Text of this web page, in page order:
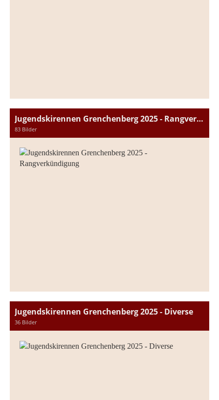
Jugendskirennen Grenchenberg 2025 - Rangverkündigung
83 Bilder
Jugendskirennen Grenchenberg 2025 - Diverse
36 Bilder